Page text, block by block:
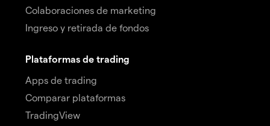
Colaboraciones de marketing
Ingreso y retirada de fondos
Plataformas de trading
Apps de trading
Comparar plataformas
TradingView